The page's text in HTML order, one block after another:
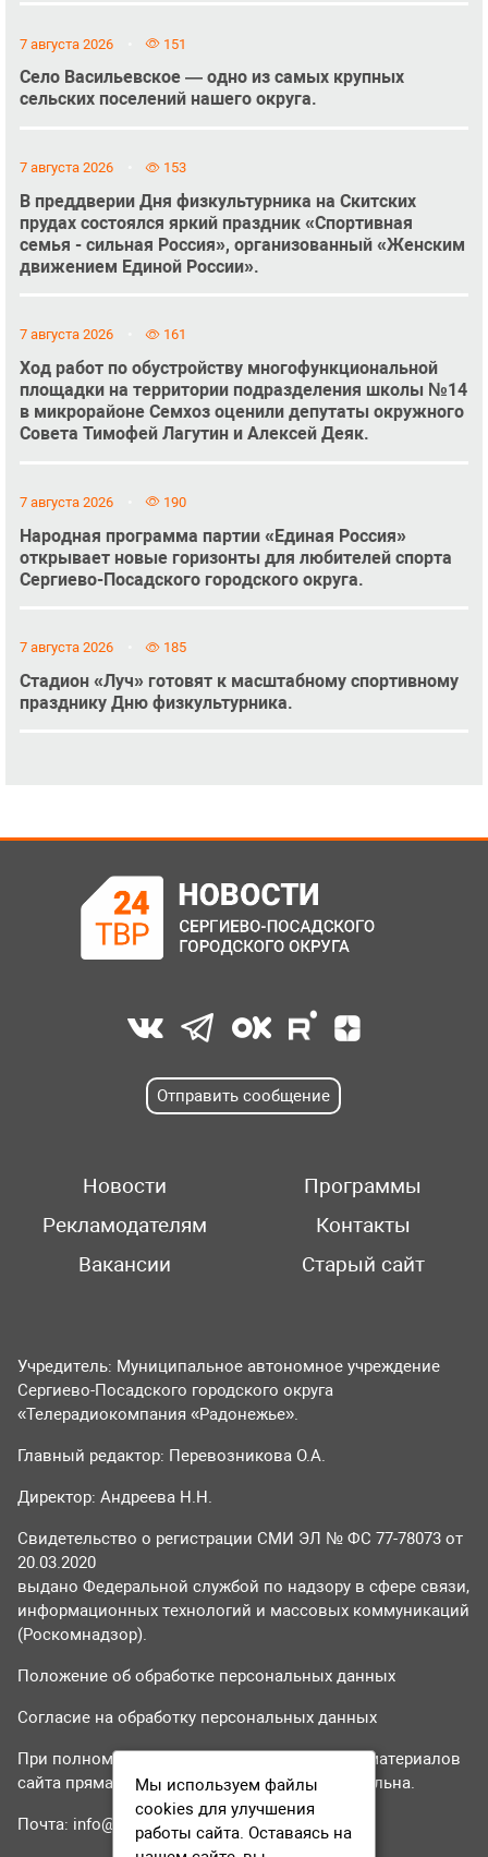
7 августа 2026 151
Село Васильевское — одно из самых крупных
сельских поселений нашего округа.
7 августа 2026 153
В преддверии Дня физкультурника на Скитских
прудах состоялся яркий праздник «Спортивная
семья - сильная Россия», организованный «Женским
движением Единой России».
7 августа 2026 161
Ход работ по обустройству многофункциональной
площадки на территории подразделения школы №14
в микрорайоне Семхоз оценили депутаты окружного
Совета Тимофей Лагутин и Алексей Деяк.
7 августа 2026 190
Народная программа партии «Единая Россия»
открывает новые горизонты для любителей спорта
Сергиево-Посадского городского округа.
7 августа 2026 185
Стадион «Луч» готовят к масштабному спортивному
празднику Дню физкультурника.
Отправить сообщение
Новости
Программы
Рекламодателям
Контакты
Вакансии
Старый сайт
Учредитель: Муниципальное автономное учреждение
Сергиево-Посадского городского округа
«Телерадиокомпания «Радонежье».
Главный редактор: Перевозникова О.А.
Директор: Андреева Н.Н.
Свидетельство о регистрации СМИ ЭЛ № ФС 77-78073 от
20.03.2020
выдано Федеральной службой по надзору в сфере связи,
информационных технологий и массовых коммуникаций
(Роскомнадзор).
Положение об обработке персональных данных
Согласие на обработку персональных данных
При полном или частичном использовании материалов
сайта прямая гиперссылка на tvr24.tv обязательна.
Почта: info@tvr24.tv
Мы используем файлы
cookies для улучшения
работы сайта. Оставаясь на